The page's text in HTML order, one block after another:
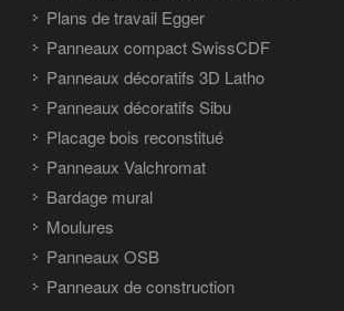
Plans de travail Egger
Panneaux compact SwissCDF
Panneaux décoratifs 3D Latho
Panneaux décoratifs Sibu
Placage bois reconstitué
Panneaux Valchromat
Bardage mural
Moulures
Panneaux OSB
Panneaux de construction